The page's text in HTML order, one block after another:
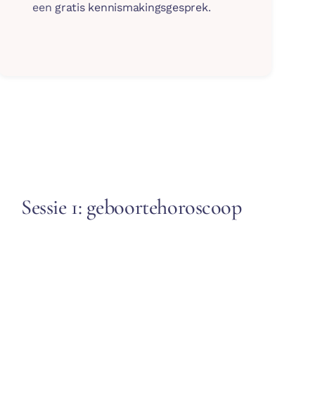
een gratis kennismakingsgesprek.
Sessie 1: geboortehoroscoop